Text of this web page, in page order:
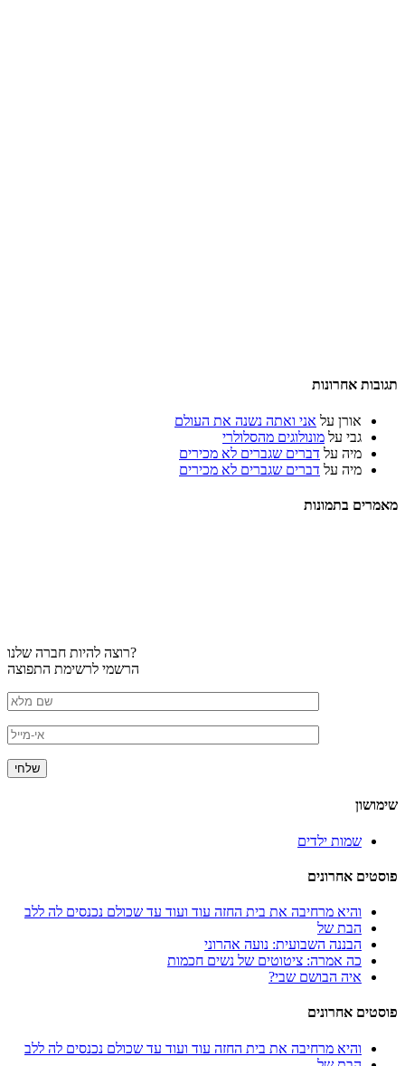
תגובות אחרונות
אורן על אני ואתה נשנה את העולם
גבי על מונולוגים מהסלולרי
מיה על דברים שגברים לא מכירים
מיה על דברים שגברים לא מכירים
מאמרים בתמונות
רוצה להיות חברה שלנו?
הרשמי לרשימת התפוצה
שימושון
שמות ילדים
פוסטים אחרונים
והיא מרחיבה את בית החזה עוד ועוד עד שכולם נכנסים לה ללב
הבת של
הבננה השבועית: נועה אהרוני
כה אמרה: ציטוטים של נשים חכמות
איה הבושם שבי?
פוסטים אחרונים
והיא מרחיבה את בית החזה עוד ועוד עד שכולם נכנסים לה ללב